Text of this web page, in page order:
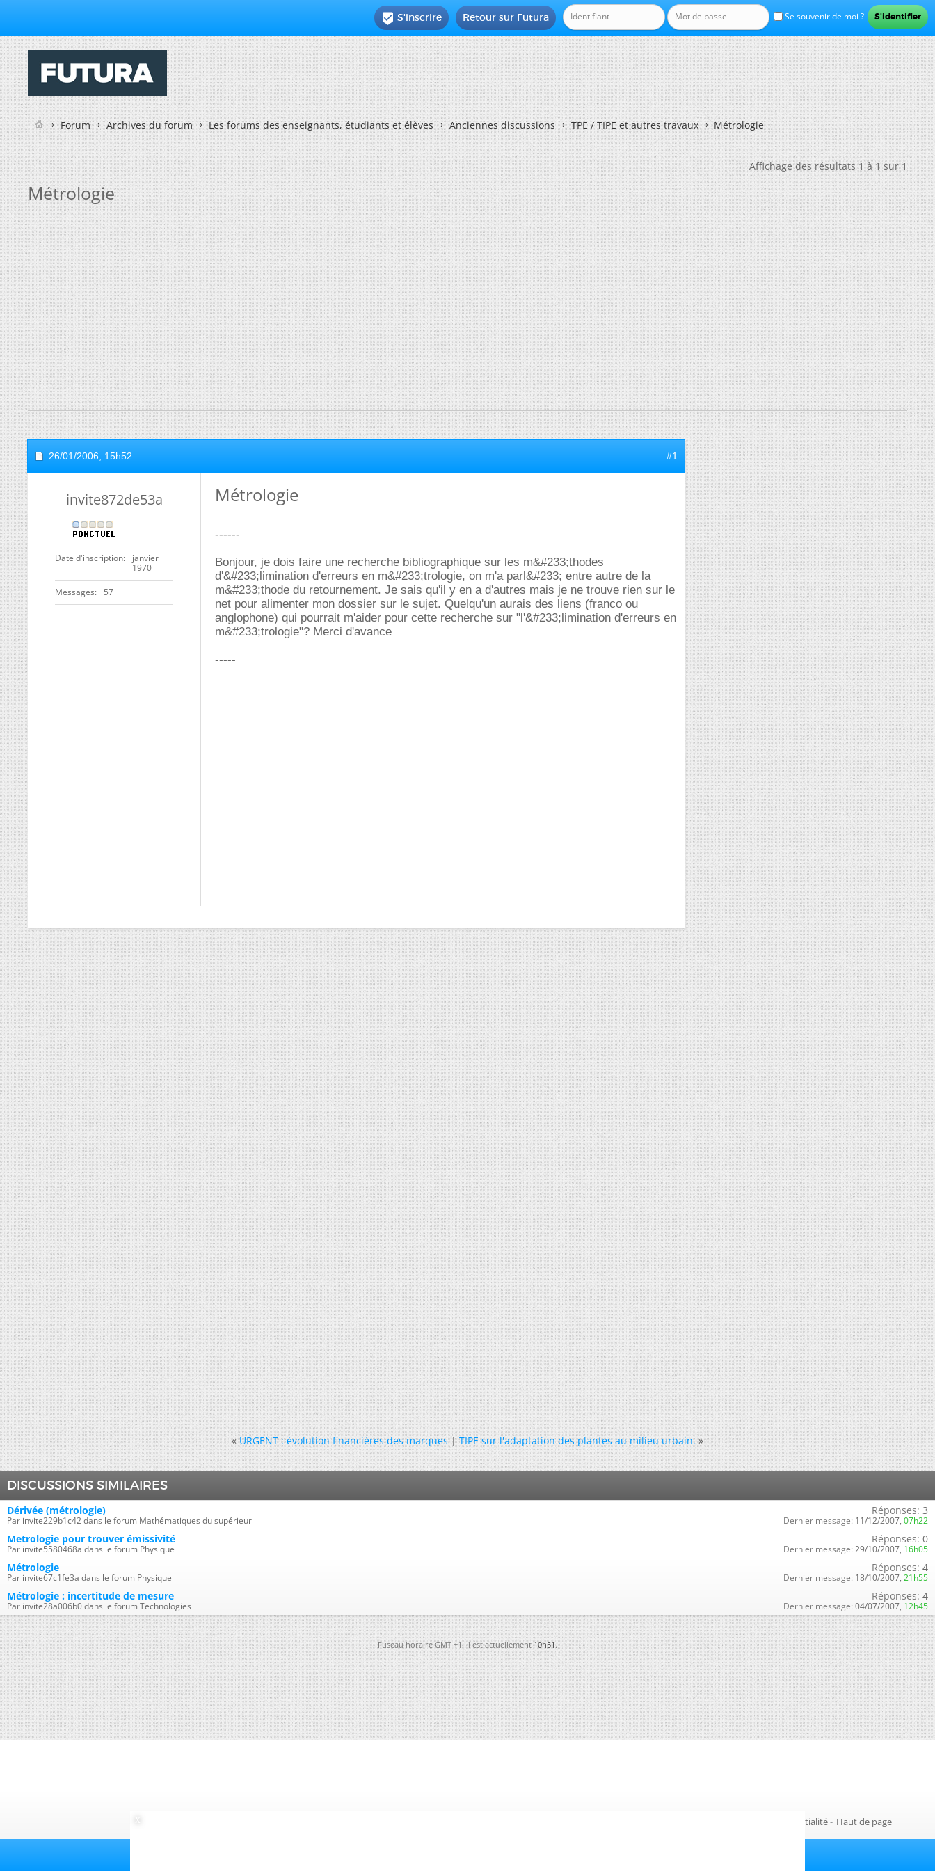
Se souvenir de moi ?
Retour sur Futura
 S'inscrire
Forum Archives du forum Les forums des enseignants, étudiants et élèves Anciennes discussions TPE / TIPE et autres travaux Métrologie
Affichage des résultats 1 à 1 sur 1
Métrologie
26/01/2006, 15h52 #1
invite872de53a
Date d'inscription
janvier
1970
Messages 57
Métrologie
------
Bonjour, je dois faire une recherche bibliographique sur les m&#233;thodes
d'&#233;limination d'erreurs en m&#233;trologie, on m'a parl&#233; entre autre de la
m&#233;thode du retournement. Je sais qu'il y en a d'autres mais je ne trouve rien sur le
net pour alimenter mon dossier sur le sujet. Quelqu'un aurais des liens (franco ou
anglophone) qui pourrait m'aider pour cette recherche sur "l'&#233;limination d'erreurs en
m&#233;trologie"? Merci d'avance
-----
« URGENT : évolution financières des marques|TIPE sur l'adaptation des plantes au milieu urbain. »
DISCUSSIONS SIMILAIRES
Dérivée (métrologie)
Par invite229b1c42 dans le forum Mathématiques du supérieur
Réponses: 3
Dernier message: 11/12/2007, 07h22
Metrologie pour trouver émissivité
Par invite5580468a dans le forum Physique
Réponses: 0
Dernier message: 29/10/2007, 16h05
Métrologie
Par invite67c1fe3a dans le forum Physique
Réponses: 4
Dernier message: 18/10/2007, 21h55
Métrologie : incertitude de mesure
Par invite28a006b0 dans le forum Technologies
Réponses: 4
Dernier message: 04/07/2007, 12h45
Fuseau horaire GMT +1. Il est actuellement10h51.
Politique de confidentialité- Haut de page